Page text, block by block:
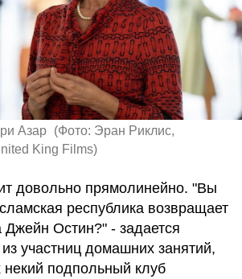
Азар (Фото: Эран Риклис,
King Films)
довольно прямолинейно. "Вы
республика возвращает
Джейн Остин?" - задается
участниц домашних занятий,
подпольный клуб